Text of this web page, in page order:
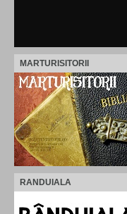
MARTURISITORII
RANDUIALA